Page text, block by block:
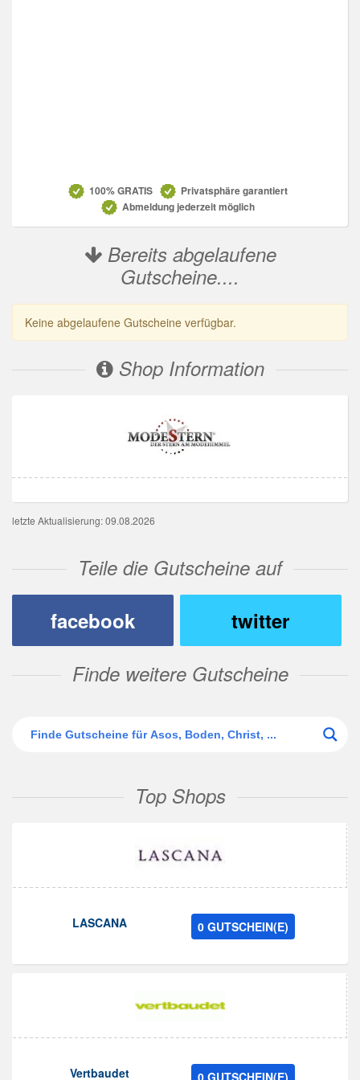
100% GRATIS
Privatsphäre garantiert
Abmeldung jederzeit möglich
Bereits abgelaufene
Gutscheine....
Keine abgelaufene Gutscheine verfügbar.
Shop Information
letzte Aktualisierung: 09.08.2026
Teile die Gutscheine auf
facebook
twitter
Finde weitere Gutscheine
Top Shops
LASCANA 0 GUTSCHEIN(E)
Vertbaudet 0 GUTSCHEIN(E)